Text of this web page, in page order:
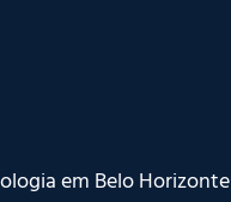
em Belo Horizonte